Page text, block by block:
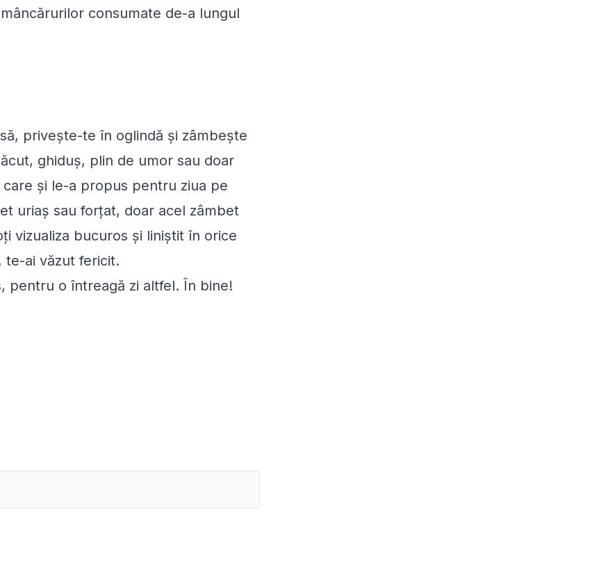
consumate de-a lungul
privește-te în oglindă și zâmbește
ghiduș, plin de umor sau doar
și le-a propus pentru ziua pe
uriaș sau forțat, doar acel zâmbet
vizualiza bucuros și liniștit în orice
te-ai văzut fericit.
pentru o întreagă zi altfel. În bine!